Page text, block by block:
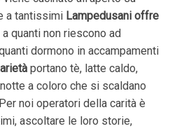
a tantissimi Lampedusani offre
quanti non riescono ad
dormono in accampamenti
portano tè, latte caldo,
a coloro che si scaldano
noi operatori della carità è
ascoltare le loro storie,